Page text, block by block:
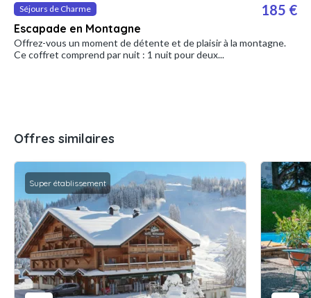
Séjours de Charme
Escapade en Montagne
185 €
Offrez-vous un moment de détente et de plaisir à la montagne.
Ce coffret comprend par nuit : 1 nuit pour deux...
Offres similaires
Super établissement